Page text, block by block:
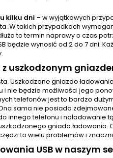
kilku dni – w wyjątkowych
W takich przypadkach
to termin naprawy o czas
będzie wynosić od 2 do 7 dni.
uszkodzonym
Uszkodzone gniazdo ładowania
i nie będzie możliwości jego
telefonów jest to bardzo
sama nie posiada
innego telefonu i naładowanie
gniada ładowania.
to wielu problemów i
USB w naszym